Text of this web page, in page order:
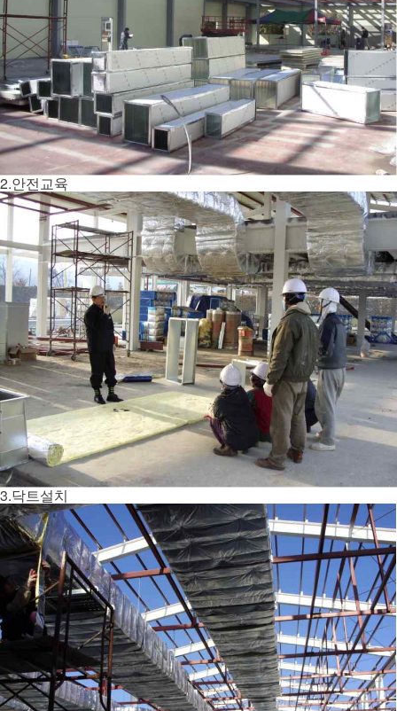
2.안전교육
3.닥트설치